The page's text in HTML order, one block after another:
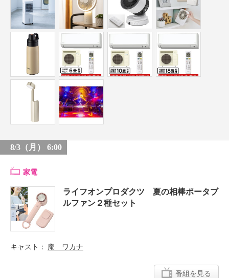
8/3（月） 6:00
家電
ライフオンプロダクツ 夏の相棒ポータブ
ルファン２種セット
キャスト 庵 ワカナ
番組を見る